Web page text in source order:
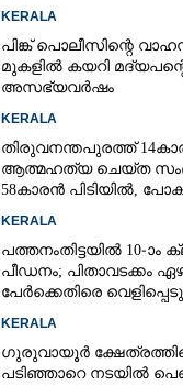
KERALA
പിങ്ക് പൊലീസിന്റെ
മുകളിൽ കയറി
അസഭ്യവ‌ർഷം
KERALA
തിരുവനന്തപുരത്ത്
ആത്മഹത്യ ചെയ്ത
58കാരൻ പിടിയിൽ,
KERALA
പത്തനംതിട്ടയിൽ 10-ാം
പീഡനം; പിതാവടക്കം
പേർക്കെതിരെ
KERALA
ഗുരുവായൂർ
പടിഞ്ഞാറെ നടയിൽ